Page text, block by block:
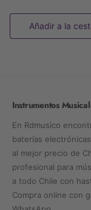
Añadir a la
Instrumentos
En Rdmusico
baterías
al mejor precio de
profesional para
a todo Chile con
Compra online con